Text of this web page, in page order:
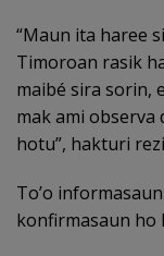
“Maun ita haree
Timoroan rasik
maibé sira sorin,
mak ami observa
hotu”, hakturi
To’o
konfirmasaun ho